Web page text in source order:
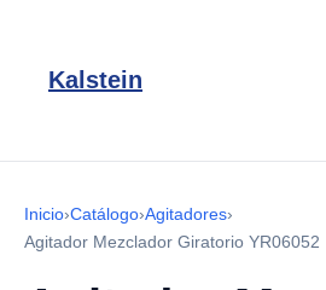
Kalstein
Inicio›Catálogo›Agitadores›
Agitador Mezclador Giratorio YR06052